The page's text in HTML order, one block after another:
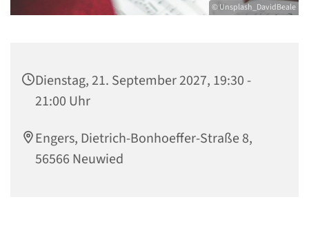
© Unsplash_DavidBeale
Dienstag, 21. September 2027, 19:30 -
21:00 Uhr
Engers, Dietrich-Bonhoeffer-Straße 8,
56566 Neuwied